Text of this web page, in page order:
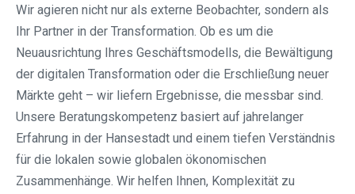
Wir agieren nicht nur als externe Beobachter, sondern als
Ihr Partner in der Transformation. Ob es um die
Neuausrichtung Ihres Geschäftsmodells, die Bewältigung
der digitalen Transformation oder die Erschließung neuer
Märkte geht – wir liefern Ergebnisse, die messbar sind.
Unsere Beratungskompetenz basiert auf jahrelanger
Erfahrung in der Hansestadt und einem tiefen Verständnis
für die lokalen sowie globalen ökonomischen
Zusammenhänge. Wir helfen Ihnen, Komplexität zu